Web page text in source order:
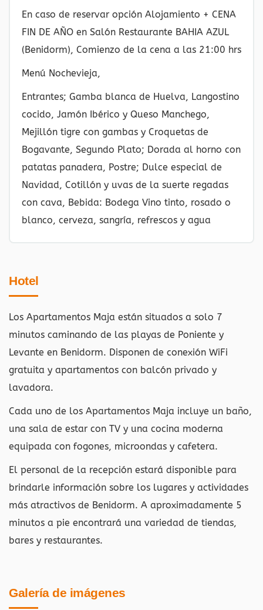
En caso de reservar opción Alojamiento + CENA
FIN DE AÑO en Salón Restaurante BAHIA AZUL
(Benidorm), Comienzo de la cena a las 21:00 hrs
Menú Nochevieja,
Entrantes; Gamba blanca de Huelva, Langostino
cocido, Jamón Ibérico y Queso Manchego,
Mejillón tigre con gambas y Croquetas de
Bogavante, Segundo Plato; Dorada al horno con
patatas panadera, Postre; Dulce especial de
Navidad, Cotillón y uvas de la suerte regadas
con cava, Bebida: Bodega Vino tinto, rosado o
blanco, cerveza, sangría, refrescos y agua
Hotel
Los Apartamentos Maja están situados a solo 7
minutos caminando de las playas de Poniente y
Levante en Benidorm. Disponen de conexión WiFi
gratuita y apartamentos con balcón privado y
lavadora.
Cada uno de los Apartamentos Maja incluye un baño,
una sala de estar con TV y una cocina moderna
equipada con fogones, microondas y cafetera.
El personal de la recepción estará disponible para
brindarle información sobre los lugares y actividades
más atractivos de Benidorm. A aproximadamente 5
minutos a pie encontrará una variedad de tiendas,
bares y restaurantes.
Galería de imágenes